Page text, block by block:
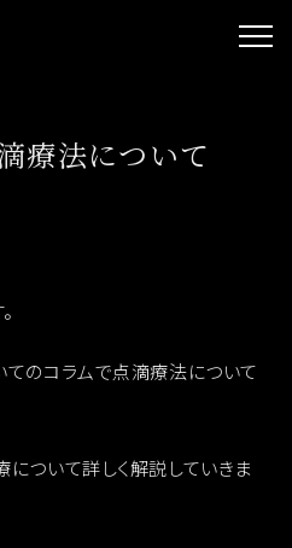
療法について
てのコラムで点滴療法について
ついて詳しく解説していきま